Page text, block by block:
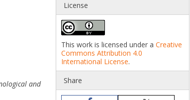
and
License
This work is licensed under aCreative
Commons Attribution 4.0
International License.
Share